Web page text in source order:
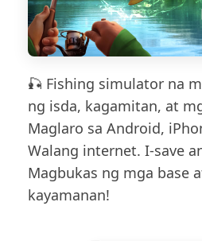
🎣 Fishing simulator na
ng isda, kagamitan, at
Maglaro sa Android,
Walang internet. I-save
Magbukas ng mga base
kayamanan!